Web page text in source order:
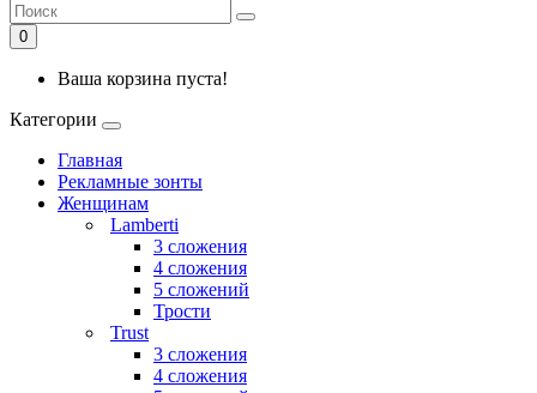
0
Ваша корзина пуста!
Категории
Главная
Рекламные зонты
Женщинам
Lamberti
3 сложения
4 сложения
5 сложений
Трости
Trust
3 сложения
4 сложения